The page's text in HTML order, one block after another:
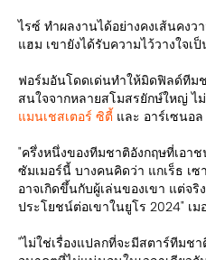
ไรซ์ ทำผลงานได้อย่างคงเส้นคงว
แฮม เขายังได้รับความไว้วางใจเ
ฟอร์มอันโดดเด่นทำให้มิดฟิลด์ทีม
สนใจจากหลายสโมสรยักษ์ใหญ่ ไ
แมนเชสเตอร์ ซิตี้ และ อาร์เซนอล
"ครึ่งหนึ่งของทีมชาติอังกฤษที่เอา
ซัมเมอร์นี้ บางคนคิดว่า แกเร็ธ เ
อาจเกิดขึ้นกับผู้เล่นของเขา แต่จ
ประโยชน์ต่อเขาในยูโร 2024" เม
"ไม่ใช่เรื่องแปลกที่จะมีสตาร์ทีมช